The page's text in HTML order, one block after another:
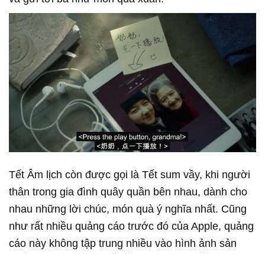
Tết Âm lịch còn được gọi là Tết sum vầy, khi người
thân trong gia đình quây quần bên nhau, dành cho
nhau những lời chúc, món quà ý nghĩa nhất. Cũng
như rất nhiều quảng cáo trước đó của Apple, quảng
cáo này không tập trung nhiều vào hình ảnh sản